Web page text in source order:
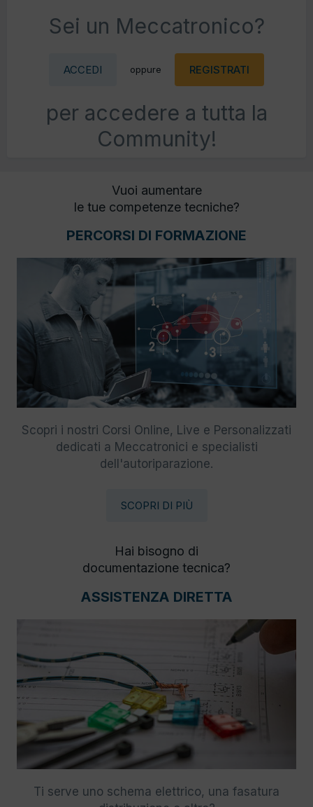
Sei un Meccatronico?
ACCEDI oppure REGISTRATI
per accedere a tutta la
Community!
Vuoi aumentare
le tue competenze tecniche?
PERCORSI DI FORMAZIONE
Scopri i nostri Corsi Online, Live e Personalizzati
dedicati a Meccatronici e specialisti
dell'autoriparazione.
SCOPRI DI PIÙ
Hai bisogno di
documentazione tecnica?
ASSISTENZA DIRETTA
Ti serve uno schema elettrico, una fasatura